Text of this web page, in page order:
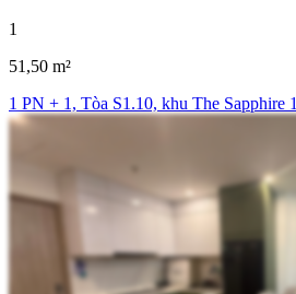
1
51,50 m²
1 PN + 1, Tòa S1.10, khu The Sapphire 1